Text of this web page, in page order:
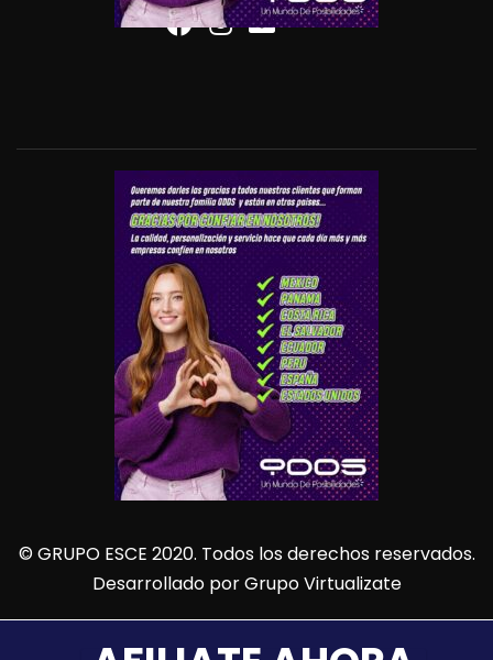
© GRUPO ESCE 2020. Todos los derechos reservados.
Desarrollado porGrupo Virtualizate